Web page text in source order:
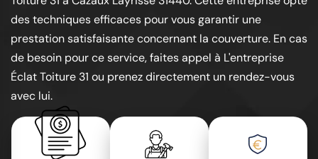
des techniques efficaces pour vous garantir une
prestation satisfaisante concernant la couverture. En cas
de besoin pour ce service, faites appel à L'entreprise
Éclat Toiture 31 ou prenez directement un rendez-vous
avec lui.